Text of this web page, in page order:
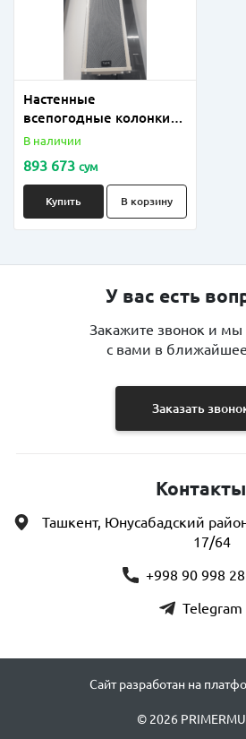
Настенные
всепогодные колонки
TADS 40-80 Вт
В наличии
893 673 сум
Купить В корзину
У вас есть
Закажите звонок и мы
с вами в
Заказать
Контакты
Ташкент, Юнусабадский
17/64
+998 90 998
Telegram
Сайт разработан на
© 2026